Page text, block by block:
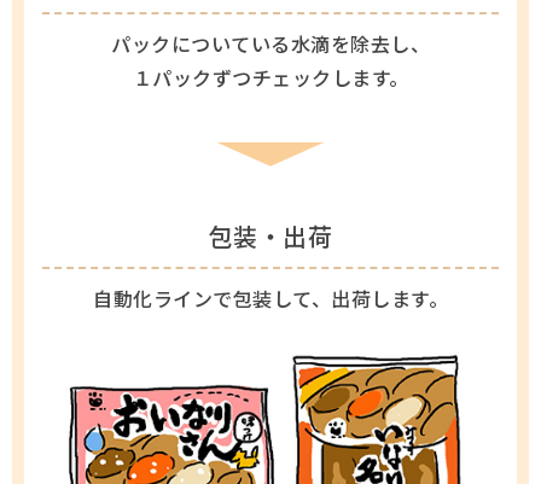
パックについている水滴を除去し、
１パックずつチェックします。
包装・出荷
自動化ラインで包装して、出荷します。